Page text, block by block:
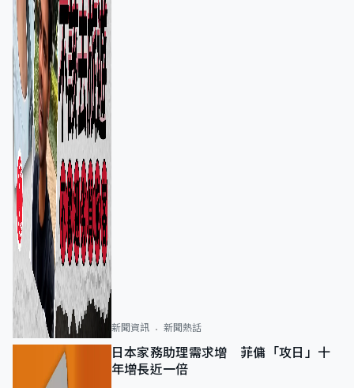
新聞資訊 新聞熱話
日本家務助理需求增 菲傭「攻日」十
年增長近一倍